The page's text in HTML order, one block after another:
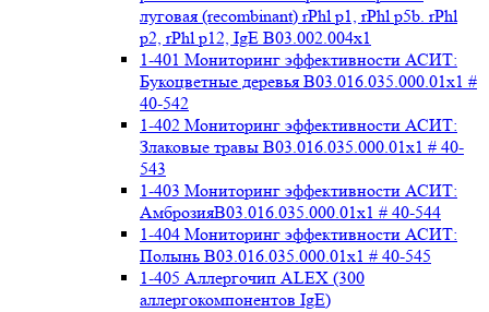
луговая (recombinant) rPhl p1, rPhl p5b. rPhl
p2, rPhl p12, IgE В03.002.004x1
1-401 Мониторинг эффективности АСИТ:
Букоцветные деревья B03.016.035.000.01x1 #
40-542
1-402 Мониторинг эффективности АСИТ:
Злаковые травы B03.016.035.000.01x1 # 40-
543
1-403 Мониторинг эффективности АСИТ:
АмброзияB03.016.035.000.01x1 # 40-544
1-404 Мониторинг эффективности АСИТ:
Полынь B03.016.035.000.01x1 # 40-545
1-405 Аллергочип ALEX (300
аллергокомпонентов IgE)